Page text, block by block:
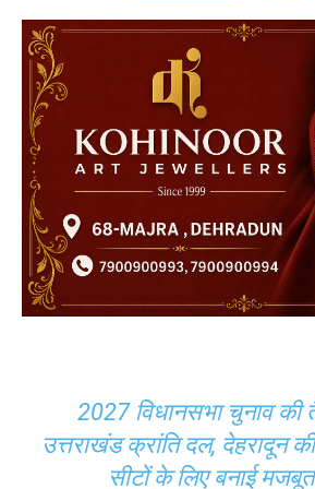
2027 विधानसभा चुनाव की
उत्तराखंड क्रांति दल, देहरादून
सीटों के लिए बनाई